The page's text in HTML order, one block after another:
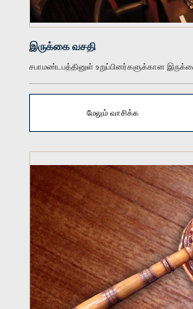
கௌரவ எஸ்.பீ.
கௌரவ றிஸாட்
இருக்கை வசதி
சபாமண்டபத்தினுள் உறுப்பினர்களுக்கான
மேலும் வாசிக்க